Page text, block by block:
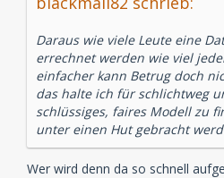
Daraus wie viele Leute eine
errechnet werden wie viel
einfacher kann Betrug doch
das halte ich für schlichtweg
schlüssiges, faires Modell zu
unter einen Hut gebracht
Wer wird denn da so schnell